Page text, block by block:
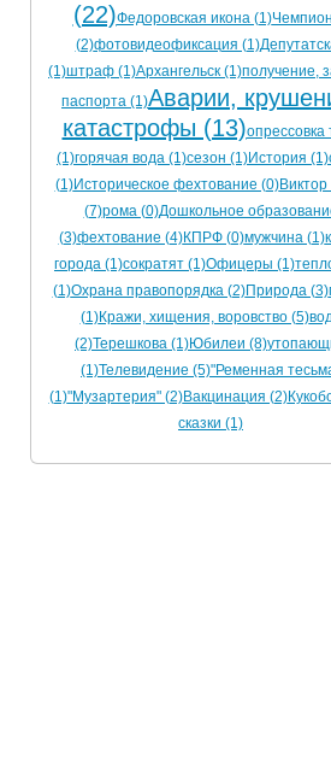
(22)Федоровская икона (1)
(2)фотовидеофиксация (1)
(1)штраф (1)Архангельск (1)получение,
паспорта (1)Аварии,
катастрофы (13)опрессовка
(1)горячая вода (1)сезон (1)История (1)
(1)Историческое фехтование (0)
(7)рома (0)Дошкольное
(3)фехтование (4)КПРФ (0)мужчина (1)
города (1)сократят (1)Офицеры (1)
(1)Охрана правопорядка (2)Природа (3)
(1)Кражи, хищения, воровство (5)
(2)Терешкова (1)Юбилеи (8)
(1)Телевидение (5)"Ременная
(1)"Музартерия" (2)Вакцинация (2)
сказки (1)